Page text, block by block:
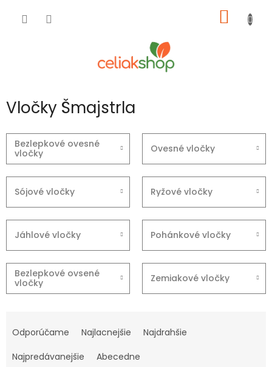
KOŠÍK
Vločky Šmajstrla
Bezlepkové ovesné
vločky
Ovesné vločky
Sójové vločky Ryžové vločky
Jáhlové vločky Pohánkové vločky
Bezlepkové ovsené
vločky
Zemiakové vločky
a
e
Odporúčame Najlacnejšie
Najdrahšie
Najpredávanejšie
Abecedne